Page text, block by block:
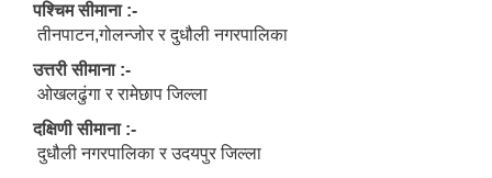
पश्चिम सीमाना :-
तीनपाटन,गोलन्जोर र दुधौली नगरपालिका
उत्तरी सीमाना :-
ओखलढुंगा र रामेछाप जिल्ला
दक्षिणी सीमाना :-
दुधौली नगरपालिका र उदयपुर जिल्ला